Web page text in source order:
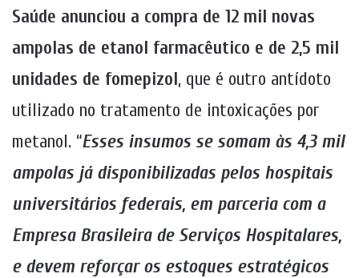
Saúde anunciou a compra de 12 mil novas
ampolas de etanol farmacêutico e de 2,5 mil
unidades de fomepizol, que é outro antídoto
utilizado no tratamento de intoxicações por
metanol. “Esses insumos se somam às 4,3 mil
ampolas já disponibilizadas pelos hospitais
universitários federais, em parceria com a
Empresa Brasileira de Serviços Hospitalares,
e devem reforçar os estoques estratégicos